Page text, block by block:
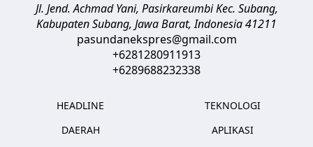
Jl. Jend. Achmad Yani, Pasirkareumbi Kec. Subang,
Kabupaten Subang, Jawa Barat,Indonesia41211
pasundanekspres@gmail.com
+6281280911913
+6289688232338
HEADLINE
DAERAH
TEKNOLOGI
APLIKASI